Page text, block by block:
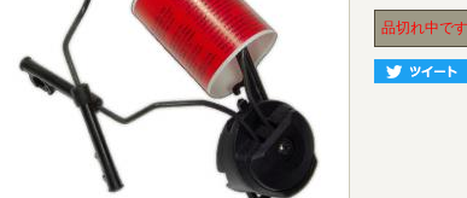
品切れ中です